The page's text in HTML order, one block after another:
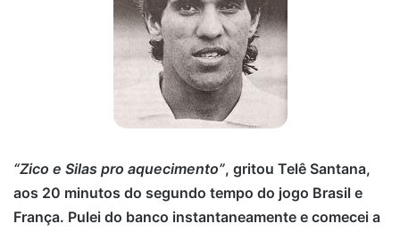
“Zico e Silas pro aquecimento”, gritou Telê Santana,
aos 20 minutos do segundo tempo do jogo Brasil e
França. Pulei do banco instantaneamente e comecei a